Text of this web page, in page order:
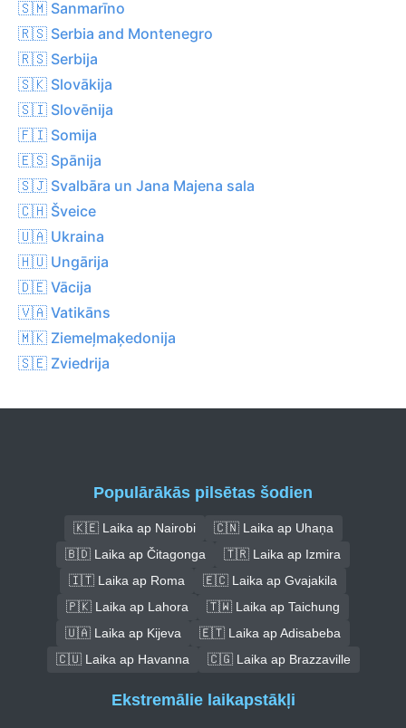
🇸🇲 Sanmarīno
🇷🇸 Serbia and Montenegro
🇷🇸 Serbija
🇸🇰 Slovākija
🇸🇮 Slovēnija
🇫🇮 Somija
🇪🇸 Spānija
🇸🇯 Svalbāra un Jana Majena sala
🇨🇭 Šveice
🇺🇦 Ukraina
🇭🇺 Ungārija
🇩🇪 Vācija
🇻🇦 Vatikāns
🇲🇰 Ziemeļmaķedonija
🇸🇪 Zviedrija
Populārākās pilsētas šodien
🇰🇪 Laika ap Nairobi
🇨🇳 Laika ap Uhaņa
🇧🇩 Laika ap Čitagonga
🇹🇷 Laika ap Izmira
🇮🇹 Laika ap Roma
🇪🇨 Laika ap Gvajakila
🇵🇰 Laika ap Lahora
🇹🇼 Laika ap Taichung
🇺🇦 Laika ap Kijeva
🇪🇹 Laika ap Adisabeba
🇨🇺 Laika ap Havanna
🇨🇬 Laika ap Brazzaville
Ekstremālie laikapstākļi